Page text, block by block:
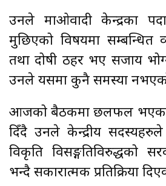
उनले माओवादी केन्द्रका
मुछिएको विषयमा सम्बन्धित
तथा दोषी ठहर भए सजाय
उनले यसमा कुनै समस्या नभएको
आजको बैठकमा छलफल भएका
दिँदै उनले केन्द्रीय
विकृति विसङ्गतिविरुद्धको
भन्दै सकारात्मक प्रतिक्रिया